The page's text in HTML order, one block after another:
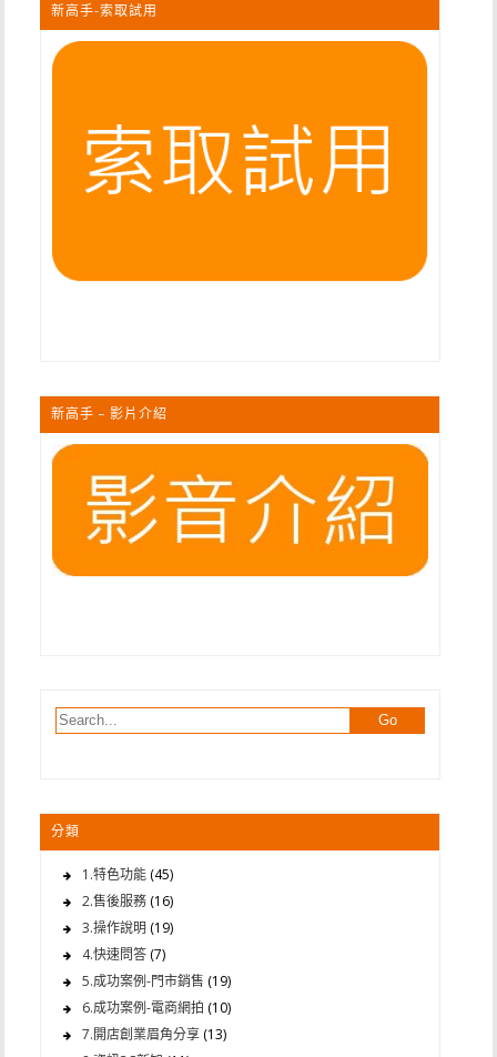
新高手-索取試用
新高手 – 影片介紹
分類
1.特色功能(45)
2.售後服務(16)
3.操作說明(19)
4.快速問答(7)
5.成功案例-門市銷售 (19)
6.成功案例-電商網拍 (10)
7.開店創業眉角分享(13)